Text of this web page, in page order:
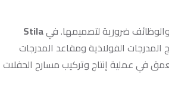
ضرورية لتصميمها. فيStila
الفولاذية ومقاعد المدرجات
في عملية إنتاج وتركيب مسارح الحفلات